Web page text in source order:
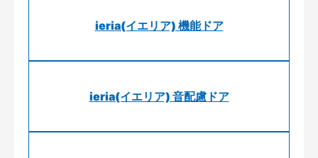
ieria(イエリア) 機能ドア
ieria(イエリア) 音配慮ドア